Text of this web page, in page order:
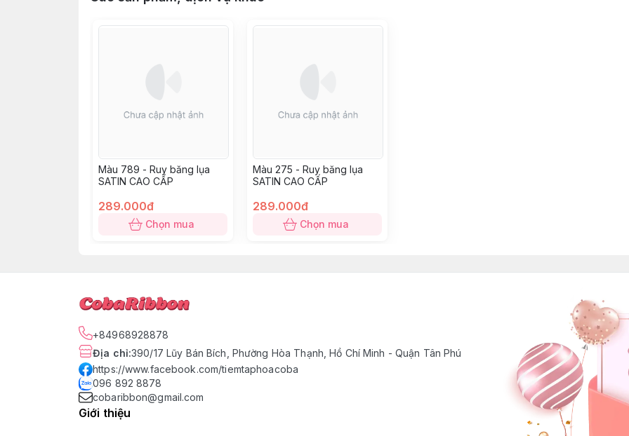
Màu 789 - Ruy băng lụa
SATIN CAO CẤP
289.000đ
Chọn mua
Màu 275 - Ruy băng lụa
SATIN CAO CẤP
289.000đ
Chọn mua
+84968928878
Địa chỉ:390/17 Lũy Bán Bích, Phường Hòa Thạnh, Hồ Chí Minh - Quận Tân Phú
https://www.facebook.com/tiemtaphoacoba
096 892 8878
cobaribbon@gmail.com
Giới thiệu